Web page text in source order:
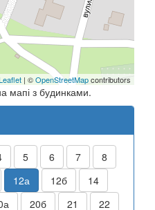
| ©OpenStreetMapcontributors
мапі з будинками.
5 6 7
8
12а 12б
14
20б 21 22